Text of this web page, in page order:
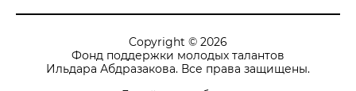
Copyright © 2026
Фонд поддержки молодых талантов
Ильдара Абдразакова. Все права защищены.